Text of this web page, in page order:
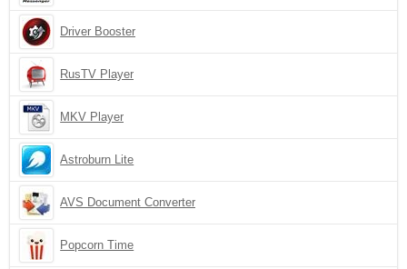
Driver Booster
RusTV Player
MKV Player
Astroburn Lite
AVS Document Converter
Popcorn Time